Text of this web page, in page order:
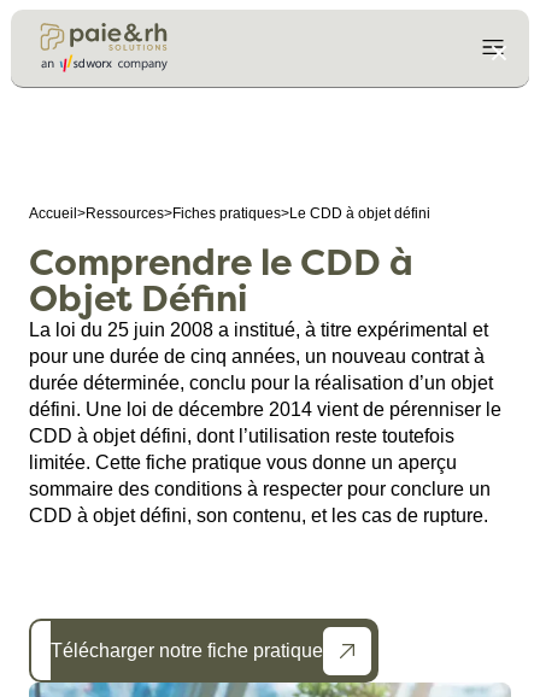
Accueil >Ressources>Fiches pratiques>Le CDD à objet défini
Comprendre le CDD à
Objet Défini
La loi du 25 juin 2008 a institué, à titre expérimental et
pour une durée de cinq années, un nouveau contrat à
durée déterminée, conclu pour la réalisation d’un objet
défini. Une loi de décembre 2014 vient de pérenniser le
CDD à objet défini, dont l’utilisation reste toutefois
limitée. Cette fiche pratique vous donne un aperçu
sommaire des conditions à respecter pour conclure un
CDD à objet défini, son contenu, et les cas de rupture.
Télécharger notre fiche pratique